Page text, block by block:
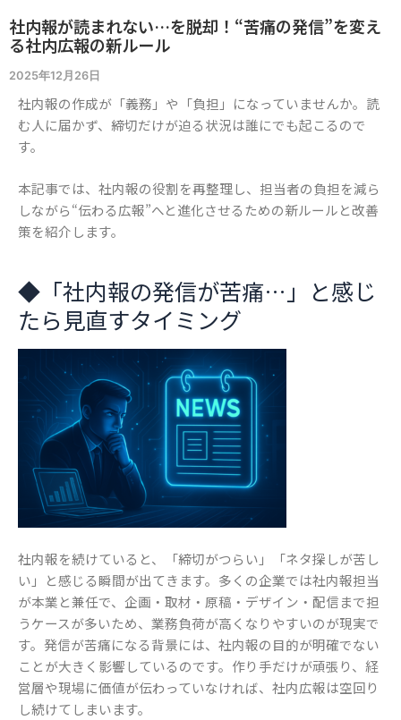
社内報が読まれない…を脱却！“苦痛の発信”を変え
る社内広報の新ルール
2025年12月26日
社内報の作成が「義務」や「負担」になっていませんか。読
む人に届かず、締切だけが迫る状況は誰にでも起こるので
す。
本記事では、社内報の役割を再整理し、担当者の負担を減ら
しながら“伝わる広報”へと進化させるための新ルールと改善
策を紹介します。
◆ 「社内報の発信が苦痛…」と感じ
たら見直すタイミング
社内報を続けていると、「締切がつらい」「ネタ探しが苦し
い」と感じる瞬間が出てきます。多くの企業では社内報担当
が本業と兼任で、企画・取材・原稿・デザイン・配信まで担
うケースが多いため、業務負荷が高くなりやすいのが現実で
す。発信が苦痛になる背景には、社内報の目的が明確でない
ことが大きく影響しているのです。作り手だけが頑張り、経
営層や現場に価値が伝わっていなければ、社内広報は空回り
し続けてしまいます。